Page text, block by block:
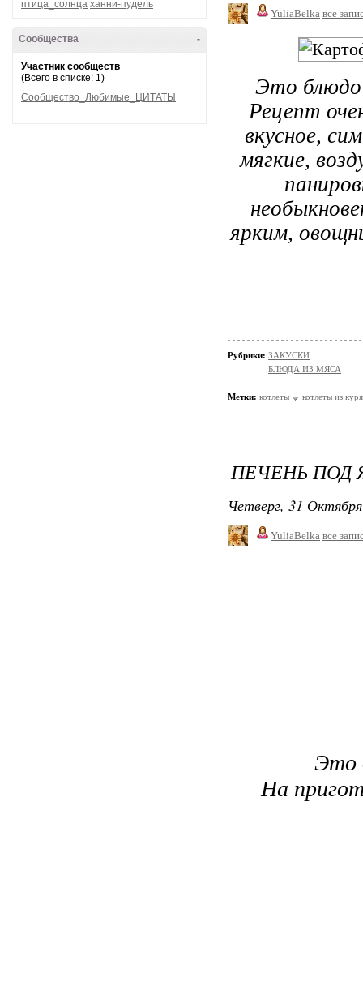
птица_солнца ханни-пудель
-
Сообщества
Участник сообществ
(Всего в списке: 1)
Сообщество_Любимые_ЦИТАТЫ
YuliaBelka все
Это блюдо
Рецепт
вкусное,
мягкие,
ярким,
Рубрики: ЗАКУСКИ
БЛЮДА ИЗ МЯСА
Метки: котлеты котлеты из
ПЕЧЕНЬ
Четверг, 31
YuliaBelka все
Это
На